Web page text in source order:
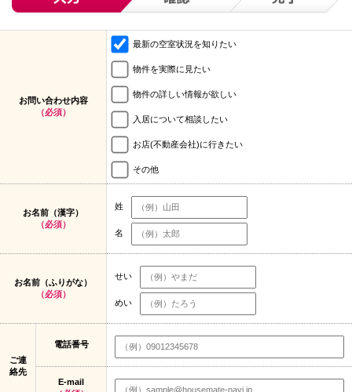
お問い合わせ内容
（必須）
最新の空室状況を知りたい
物件を実際に見たい
物件の詳しい情報が欲しい
入居について相談したい
お店(不動産会社)に行きたい
その他
お名前（漢字）
（必須）
姓
名
お名前（ふりがな）
（必須）
せい
めい
ご連
絡先
電話番号
E-mail